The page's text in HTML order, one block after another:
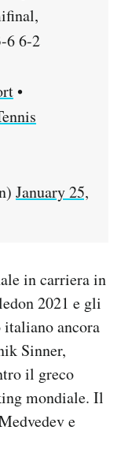
6 6-2
•
January 25,
in carriera in
2021 e gli
ancora
Sinner,
il greco
mondiale. Il
e